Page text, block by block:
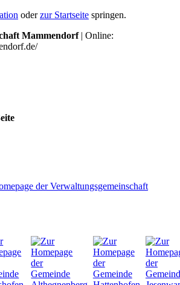
oderzur Startseite springen.
Mammendorf| Online: